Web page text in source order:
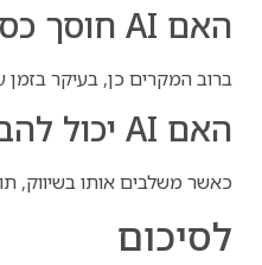
האם AI חוסך כסף?
ברוב המקרים כן, בעיקר בזמן
האם AI יכול להביא יותר לקוחות?
כאשר משלבים אותו בשיווק,
לסיכום